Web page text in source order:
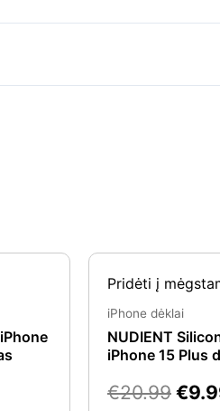
Pridėti į
iPhone dėklai
NUDIENT
iPhone 15 Plus
€20.99
was:
€